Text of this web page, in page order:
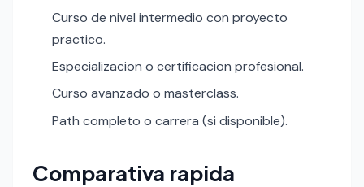
Curso de nivel intermedio con proyecto
practico.
Especializacion o certificacion profesional.
Curso avanzado o masterclass.
Path completo o carrera (si disponible).
Comparativa rapida